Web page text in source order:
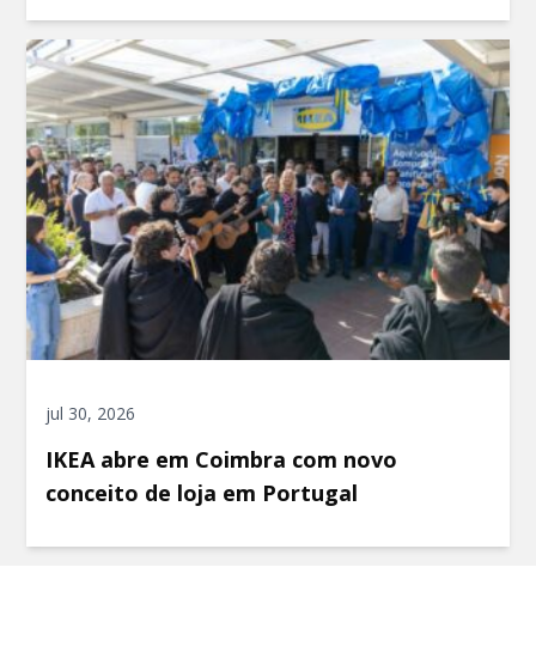
jul 30, 2026
IKEA abre em Coimbra com novo
conceito de loja em Portugal